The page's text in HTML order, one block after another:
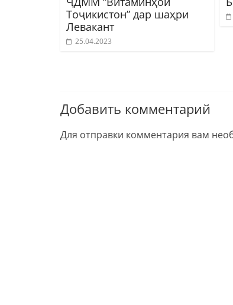
Тоҷикистон” дар шаҳри
Левакант
25.04.2023
Добавить комментарий
Для отправки комментария вам